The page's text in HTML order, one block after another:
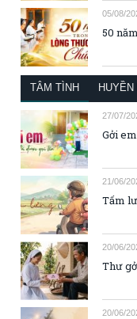
05/08/
50
TÂM TÌNH
27/07/
Gởi
21/06/
Tấm
20/06/
Thư
20/06/